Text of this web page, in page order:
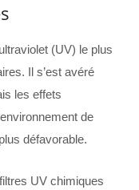
(UV) le plus
Il s’est avéré
les effets
de
défavorable.
UV chimiques